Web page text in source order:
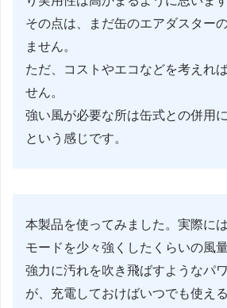
その点は、まだ缶のエアダスター
ません。
ただ、コストやエコなどを考えれ
せん。
強い風が必要な所は缶式との併用
という感じです。
本製品を使ってみました。実際に
モードを少々強くしたくらいの風量
強力に汚れを吹き飛ばすようなパ
が、充電しておけばいつでも使え